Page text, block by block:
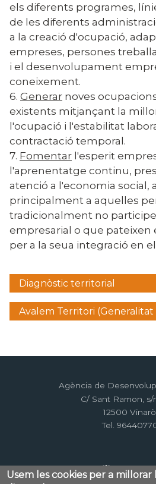
els diferents programes,
de les diferents
a la creació d'ocupació,
empreses, persones
i el desenvolupament
coneixement.
6. Generar noves
existents mitjançant la
l'ocupació i l'estabilitat
contractació temporal.
7. Fomentar l'esperit
l'aprenentatge continu,
atenció a l'economia social,
principalment a aquelles
tradicionalment no
empresarial o que pateixen
per a la seua integració en
Menú
lateral
pacte
Diagnòstic territorial
Avalem Territori (Generalitat
Agència de
C/ Sant Ramon, s/
12500
Tel.
Usem les cookies per a